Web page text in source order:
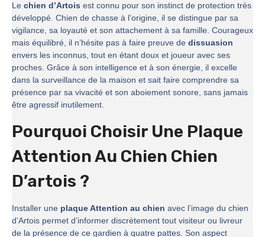
Le chien d’Artois est connu pour son instinct de protection très
développé. Chien de chasse à l’origine, il se distingue par sa
vigilance, sa loyauté et son attachement à sa famille. Courageux
mais équilibré, il n’hésite pas à faire preuve de dissuasion
envers les inconnus, tout en étant doux et joueur avec ses
proches. Grâce à son intelligence et à son énergie, il excelle
dans la surveillance de la maison et sait faire comprendre sa
présence par sa vivacité et son aboiement sonore, sans jamais
être agressif inutilement.
Pourquoi Choisir Une Plaque
Attention Au Chien Chien
D’artois ?
Installer une plaque Attention au chien avec l’image du chien
d’Artois permet d’informer discrètement tout visiteur ou livreur
de la présence de ce gardien à quatre pattes. Son aspect